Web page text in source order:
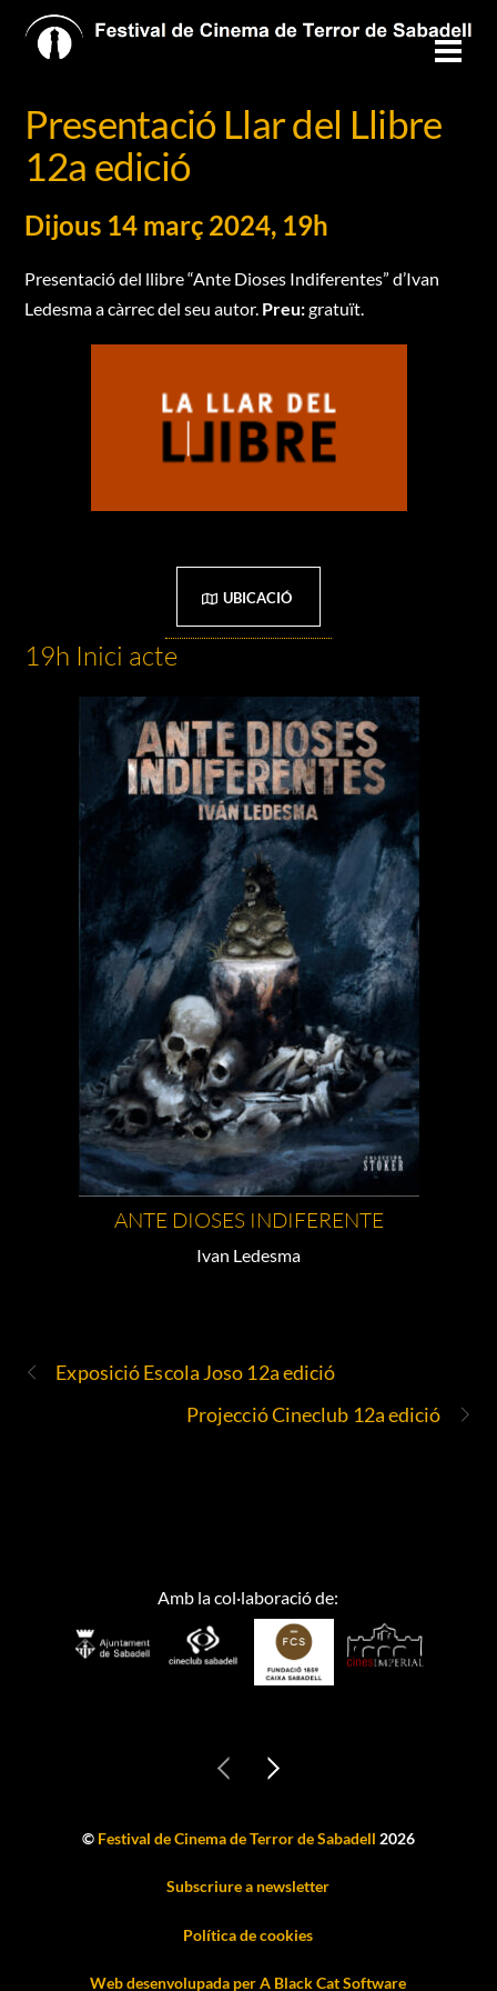
Presentació Llar del Llibre
12a edició
Dijous 14 març 2024, 19h
Presentació del llibre “Ante Dioses Indiferentes” d’Ivan
Ledesma a càrrec del seu autor. Preu:gratuït.
UBICACIÓ
19h Inici acte
ANTE DIOSES INDIFERENTE
Ivan Ledesma
Exposició Escola Joso 12a edició
Projecció Cineclub 12a edició
Amb la col·laboració de:
© Festival de Cinema de Terror de Sabadell 2026
Subscriure a newsletter
Política de cookies
Web desenvolupada per A Black Cat Software